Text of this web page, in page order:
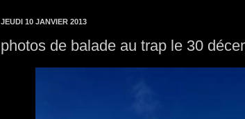
JEUDI 10 JANVIER 2013
photos de balade au trap le 30